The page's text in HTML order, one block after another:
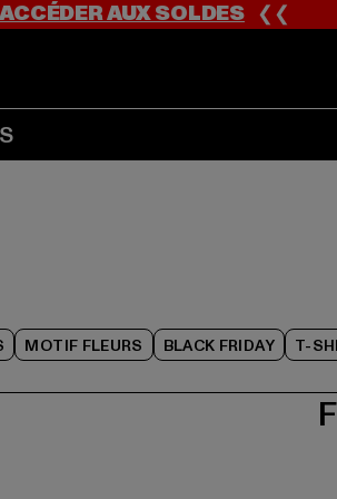
ACCÉDER AUX SOLDES❮❮
MOTIF FLEURS BLACK FRIDAY T-